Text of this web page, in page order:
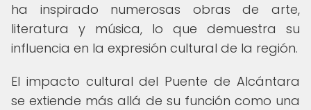
ha inspirado numerosas obras de arte,
literatura y música, lo que demuestra su
influencia en la expresión cultural de la región.
El impacto cultural del Puente de Alcántara
se extiende más allá de su función como una